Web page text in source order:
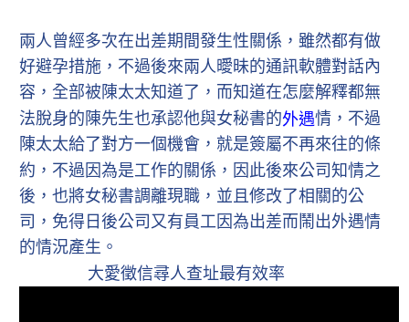
兩人曾經多次在出差期間發生性關係，雖然都有做
好避孕措施，不過後來兩人曖昧的通訊軟體對話內
容，全部被陳太太知道了，而知道在怎麼解釋都無
法脫身的陳先生也承認他與女秘書的外遇情，不過
陳太太給了對方一個機會，就是簽屬不再來往的條
約，不過因為是工作的關係，因此後來公司知情之
後，也將女秘書調離現職，並且修改了相關的公
司，免得日後公司又有員工因為出差而鬧出外遇情
的情況產生。
大愛徵信尋人查址最有效率